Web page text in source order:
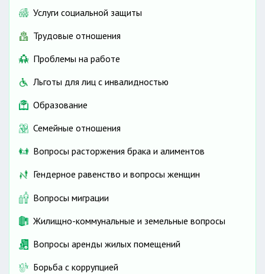
Услуги социальной защиты
Трудовые отношения
Проблемы на работе
Льготы для лиц с инвалидностью
Образование
Семейные отношения
Вопросы расторжения брака и алиментов
Гендерное равенство и вопросы женщин
Вопросы миграции
Жилищно-коммунальные и земельные вопросы
Вопросы аренды жилых помещений
Борьба с коррупцией